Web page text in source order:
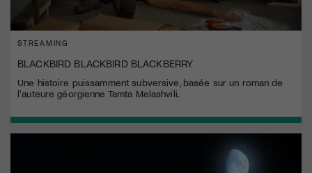
STREAMING
BLACKBIRD BLACKBIRD BLACKBERRY
Une histoire puissamment subversive, basée sur un roman de
l'auteure géorgienne Tamta Melashvili.